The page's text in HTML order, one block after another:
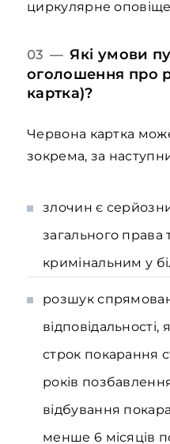
циркулярне
03 — Які умови
оголошення про
картка)?
Червона картка
зокрема, за
злочин є
загального права
кримінальним у
розшук
строк покарання
років
відбування
менше 6 місяців